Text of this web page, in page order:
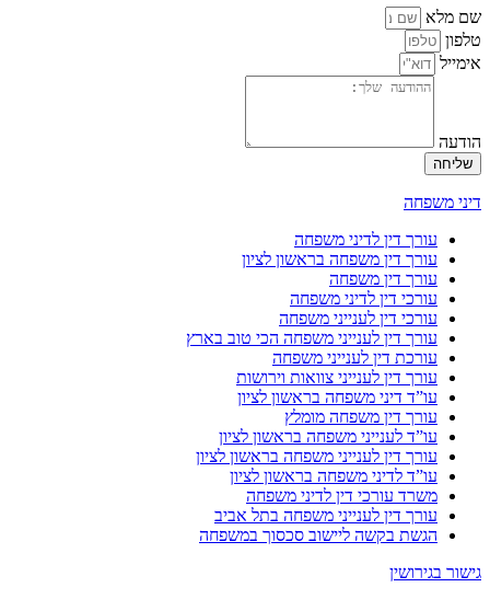
שם מלא
טלפון
אימייל
הודעה
שליחה
דיני משפחה
עורך דין לדיני משפחה
עורך דין משפחה בראשון לציון
עורך דין משפחה
עורכי דין לדיני משפחה
עורכי דין לענייני משפחה
עורך דין לענייני משפחה הכי טוב בארץ
עורכת דין לענייני משפחה
עורך דין לענייני צוואות וירושות
עו”ד דיני משפחה בראשון לציון
עורך דין משפחה מומלץ
עו”ד לענייני משפחה בראשון לציון
עורך דין לענייני משפחה בראשון לציון
עו”ד לדיני משפחה בראשון לציון
משרד עורכי דין לדיני משפחה
עורך דין לענייני משפחה בתל אביב
הגשת בקשה ליישוב סכסוך במשפחה
גישור בגירושין